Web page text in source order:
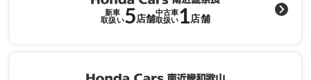
新車
取扱い5店舗
中古車
取扱い1店舗